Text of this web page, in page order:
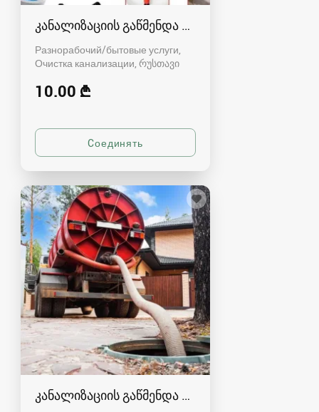
კანალიზაციის გაწმენდა რუსთავში - 591004680
Разнорабочий/бытовые услуги,
Очистка канализации რუსთავი
10.00 ₾
კანალიზაციის გაწმენდა თბილისი 557554000